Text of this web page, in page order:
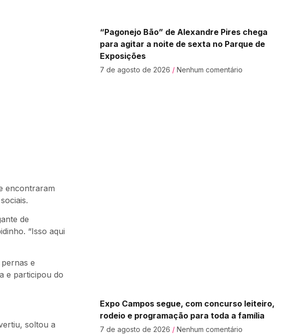
encontraram
de
“Isso aqui
e
e participou do
soltou a
“Pagonejo Bão” de Alexandre Pires chega
para agitar a noite de sexta no Parque de
Exposições
7 de agosto de 2026 Nenhum comentário
Expo Campos segue, com concurso leiteiro,
rodeio e programação para toda a família
7 de agosto de 2026 Nenhum comentário